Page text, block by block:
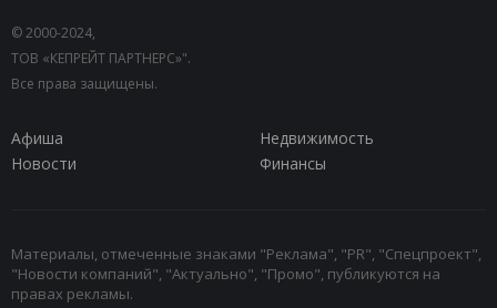
© 2000-2024,
ТОВ «КЕПРЕЙТ ПАРТНЕРС»".
Все права защищены.
Афиша
Недвижимость
Новости
Финансы
Материалы, отмеченные знаками "Реклама", "PR", "Спецпроект",
"Новости компаний", "Актуально", "Промо", публикуются на
правах рекламы.